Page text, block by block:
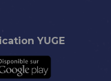
YUGE